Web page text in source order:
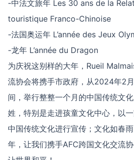
-中法文旅年 Les 30 ans de la
touristique Franco-Chinoise
-法国奥运年 L’année des Jeux
-龙年 L’année du Dragon
为庆祝这别样的大年，Rueil
流协会将携手市政府，从2024年2
间，举行整整一个月的中国传统文
姓，特别是走进孩童文化中心，以
中国传统文化进行宣传；文化如春
年，让我们携手AFC跨国文化交流